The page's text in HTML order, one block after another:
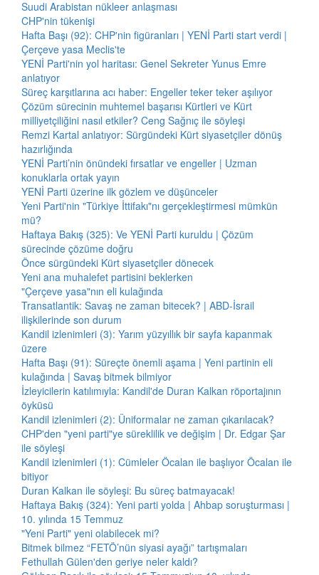
Suudi Arabistan nükleer anlaşması
CHP'nin tükenişi
Hafta Başı (92): CHP'nin figüranları | YENİ Parti start verdi |
Çerçeve yasa Meclis'te
YENİ Parti'nin yol haritası: Genel Sekreter Yunus Emre
anlatıyor
Süreç karşıtlarına acı haber: Engeller teker teker aşılıyor
Çözüm sürecinin muhtemel başarısı Kürtleri ve Kürt
milliyetçiliğini nasıl etkiler? Ceng Sağnıç ile söyleşi
Remzi Kartal anlatıyor: Sürgündeki Kürt siyasetçiler dönüş
hazırlığında
YENİ Parti’nin önündeki fırsatlar ve engeller | Uzman
konuklarla ortak yayın
YENİ Parti üzerine ilk gözlem ve düşünceler
Yeni Parti'nin "Türkiye İttifakı"nı gerçekleştirmesi mümkün
mü?
Haftaya Bakış (325): Ve YENİ Parti kuruldu | Çözüm
sürecinde çözüme doğru
Önce sürgündeki Kürt siyasetçiler dönecek
Yeni ana muhalefet partisini beklerken
"Çerçeve yasa"nın eli kulağında
Transatlantik: Savaş ne zaman bitecek? | ABD-İsrail
ilişkilerinde son durum
Kandil izlenimleri (3): Yarım yüzyıllık bir sayfa kapanmak
üzere
Hafta Başı (91): Süreçte önemli aşama | Yeni partinin eli
kulağında | Savaş bitmek bilmiyor
İzleyicilerin katılımıyla: Kandil'de Duran Kalkan röportajının
öyküsü
Kandil izlenimleri (2): Üniformalar ne zaman çıkarılacak?
CHP'den "yeni parti"ye süreklilik ve değişim | Dr. Edgar Şar
ile söyleşi
Kandil izlenimleri (1): Cümleler Öcalan ile başlıyor Öcalan ile
bitiyor
Duran Kalkan ile söyleşi: Bu süreç batmayacak!
Haftaya Bakış (324): Yeni parti yolda | Ahbap soruşturması |
10. yılında 15 Temmuz
"Yeni Parti" yeni olabilecek mi?
Bitmek bilmez “FETÖ’nün siyasi ayağı” tartışmaları
Fethullah Gülen'den geriye neler kaldı?